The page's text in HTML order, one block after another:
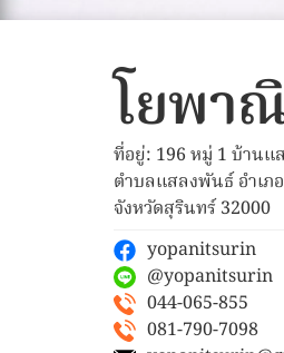
โยพา
ที่อยู่: 196 หมู่ 1 บ้าน
ตำบลแสลงพันธ์ อำเภ
จังหวัดสุรินทร์ 32000
yopanitsurin
@yopanitsurin
044-065-855
081-790-7098